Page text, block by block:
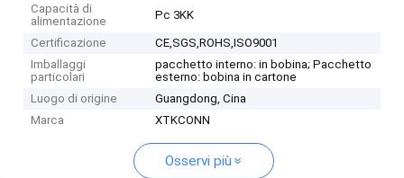
Capacità di
alimentazione
Pc 3KK
Certificazione
CE,SGS,ROHS,ISO9001
Imballaggi
particolari
pacchetto interno: in bobina; Pacchetto
esterno: bobina in cartone
Luogo di origine
Guangdong, Cina
Marca
XTKCONN
Osservi più